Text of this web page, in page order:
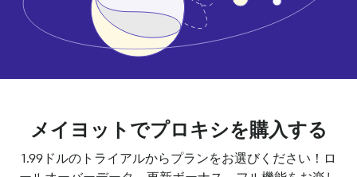
メイヨットでプロキシを購入する
1.99ドルのトライアルからプランをお選びください！ロ